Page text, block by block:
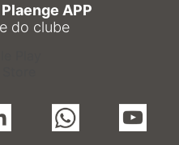
Plaenge APP
do clube